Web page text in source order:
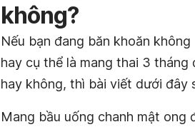
không?
Nếu bạn đang băn khoăn
hay cụ thể là mang thai 3
hay không, thì bài viết dưới đây
Mang bầu uống chanh mật ong